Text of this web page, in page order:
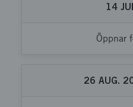
14
Öppnar
26 AUG.